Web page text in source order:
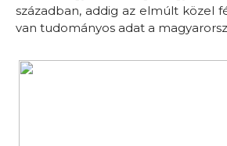
században, addig az elmúlt közel
van tudományos adat a